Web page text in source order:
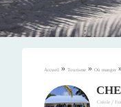
Accueil » Tourisme » Où manger
Créole /